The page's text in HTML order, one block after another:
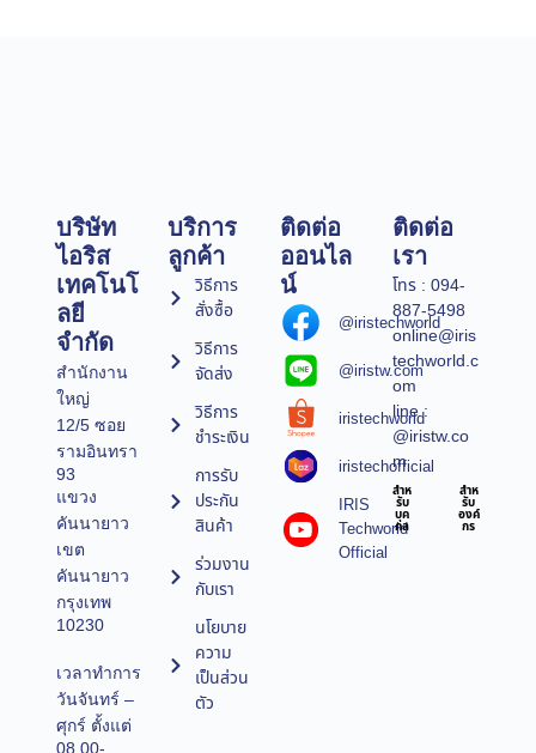
บริษัท
ไอริส
เทคโนโ
ลยี
จำกัด
สำนักงาน
ใหญ่
12/5 ซอย
รามอินทรา
93
แขวง
คันนายาว
เขต
คันนายาว
กรุงเทพ
10230
เวลาทำการ
วันจันทร์ –
ศุกร์ ตั้งแต่
08.00-
บริการ
ลูกค้า
วิธีการ
สั่งซื้อ
วิธีการ
จัดส่ง
วิธีการ
ชำระเงิน
การรับ
ประกัน
สินค้า
ร่วมงาน
กับเรา
นโยบาย
ความ
เป็นส่วน
ตัว
ติดต่อ
ออนไล
น์
@iristechworld
@iristw.com
iristechworld
iristechofficial
IRIS
Techworld
Official
ติดต่อ
เรา
โทร : 094-
887-5498
online@iris
techworld.c
om
line :
@iristw.co
m
สำห
รับ
บุค
คล
สำห
รับ
องค์
กร